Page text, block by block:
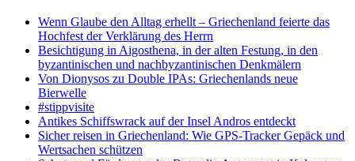
Wenn Glaube den Alltag erhellt – Griechenland feierte das
Hochfest der Verklärung des Herrn
Besichtigung in Aigosthena, in der alten Festung, in den
byzantinischen und nachbyzantinischen Denkmälern
Von Dionysos zu Double IPAs: Griechenlands neue
Bierwelle
#stippvisite
Antikes Schiffswrack auf der Insel Andros entdeckt
Sicher reisen in Griechenland: Wie GPS-Tracker Gepäck und
Wertsachen schützen